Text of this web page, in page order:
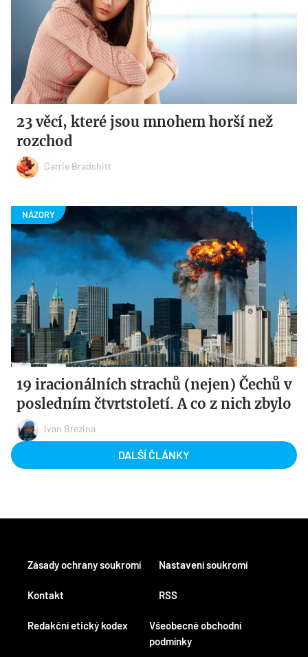
23 věcí, které jsou mnohem horší než
rozchod
Carrie Bradshitt
19 iracionálních strachů (nejen) Čechů v
posledním čtvrtstoletí. A co z nich zbylo
Ivan Brezina
DALŠÍ ČLÁNKY
Kontakt
Redakční etický kodex
RSS
Všeobecné obchodní
podmínky
Zásady ochrany soukromí Nastavení soukromí